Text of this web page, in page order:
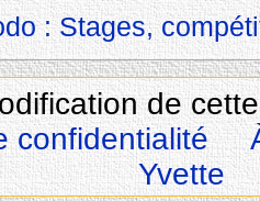
: Stages,
de
confidentialité
Yvette